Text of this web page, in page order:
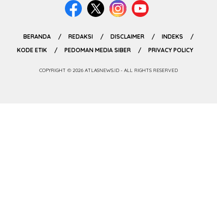
BERANDA REDAKSI DISCLAIMER
INDEKS
KODE ETIK
PEDOMAN MEDIA SIBER PRIVACY POLICY
COPYRIGHT © 2026 ATLASNEWS.ID - ALL RIGHTS RESERVED